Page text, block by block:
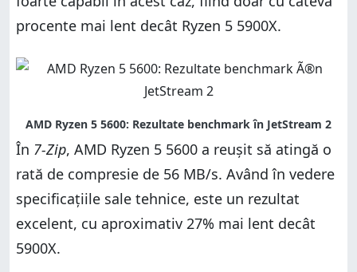
procente mai lent decât Ryzen 5 5900X.
În 7-Zip, AMD Ryzen 5 5600 a reușit să atingă o
rată de compresie de 56 MB/s. Având în vedere
specificațiile sale tehnice, este un rezultat
excelent, cu aproximativ 27% mai lent decât
5900X.